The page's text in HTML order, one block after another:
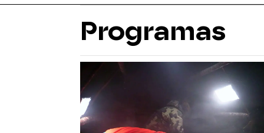
Programas